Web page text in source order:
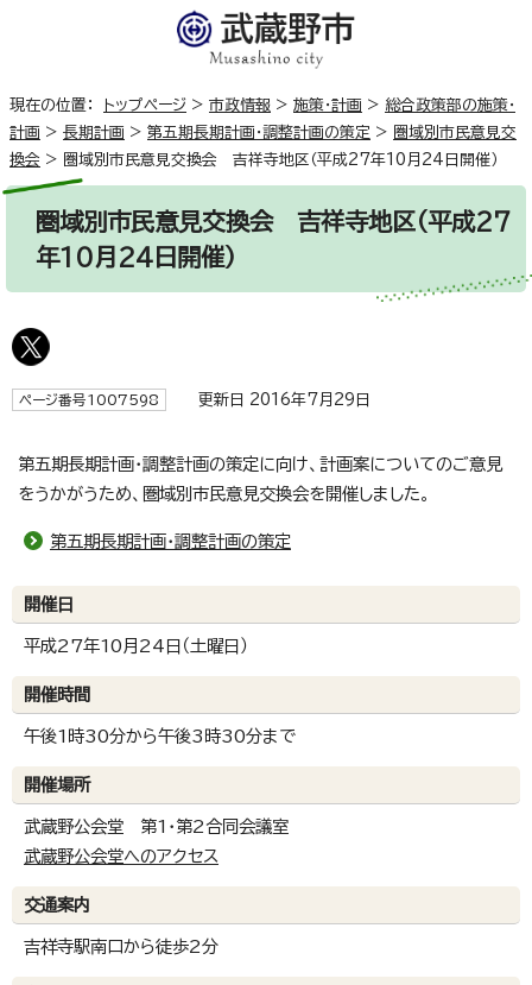
現在の位置： トップページ > 市政情報 > 施策・計画 > 総合政策部の施策・
計画 > 長期計画 > 第五期長期計画・調整計画の策定 > 圏域別市民意見交
換会 > 圏域別市民意見交換会 吉祥寺地区（平成27年10月24日開催）
圏域別市民意見交換会 吉祥寺地区（平成27
年10月24日開催）
ページ番号1007598 更新日 2016年7月29日
第五期長期計画・調整計画の策定に向け、計画案についてのご意見
をうかがうため、圏域別市民意見交換会を開催しました。
第五期長期計画・調整計画の策定
開催日
平成27年10月24日（土曜日）
開催時間
午後1時30分から午後3時30分まで
開催場所
武蔵野公会堂 第1・第2合同会議室
武蔵野公会堂へのアクセス
交通案内
吉祥寺駅南口から徒歩2分